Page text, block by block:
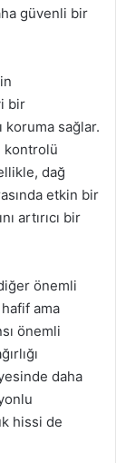
güvenli bir
bir
koruma sağlar.
kontrolü
dağ
etkin bir
artırıcı bir
önemli
ama
önemli
daha
hissi de